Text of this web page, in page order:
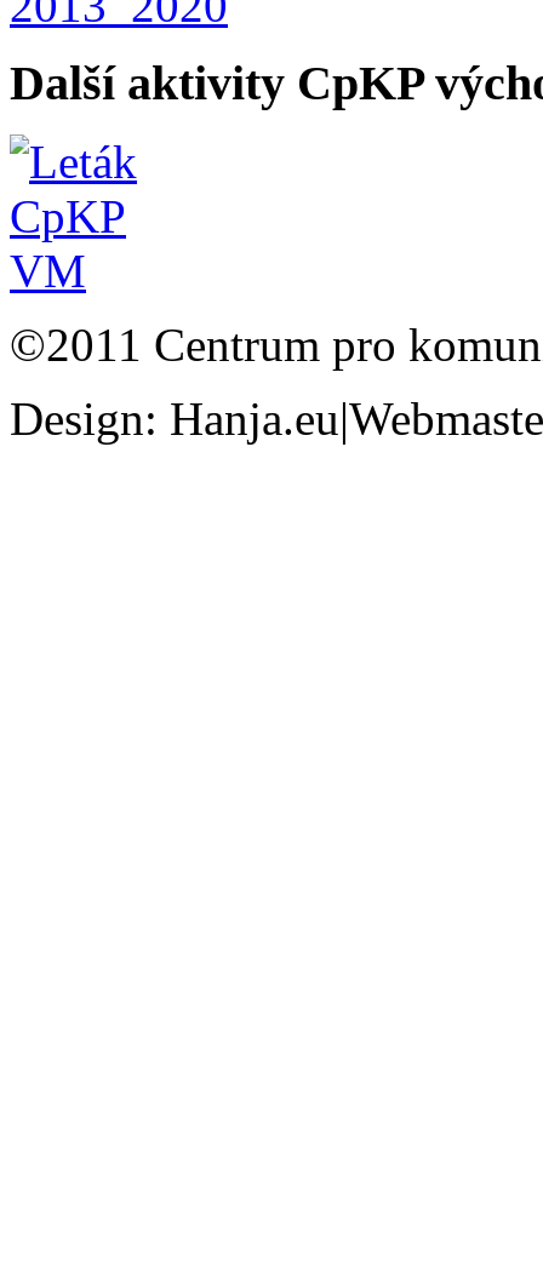
Další aktivity CpKP
©2011 Centrum pro
Design: